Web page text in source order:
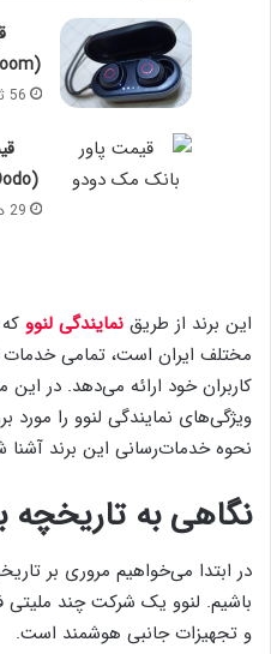
(Joyroom) امروز 17 مرداد 1405
56 ثانیه پیش
(McDodo) امروز 17 مرداد 1405
29 دقیقه پیش
این برند از طریق نمایندگی لنوو
مختلف ایران است، تمامی
کاربران خود ارائه می‌دهد. در
ویژگی‌های نمایندگی لنوو را مورد
نحوه خدمات‌رسانی این برند آشنا
نگاهی به تاریخچه
در ابتدا می‌خواهیم مروری بر
باشیم. لنوو یک شرکت چند ملیتی
و تجهیزات جانبی هوشمند است.